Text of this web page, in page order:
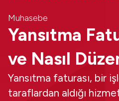
Muhasebe
Yansıtma
ve Nasıl
Yansıtma faturası, bir
taraflardan aldığı